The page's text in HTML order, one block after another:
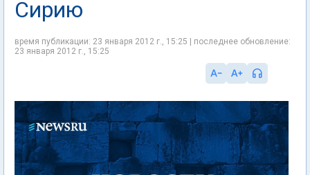
Сирию
время публикации: 23 января 2012 г., 15:25 | последнее обновление:
23 января 2012 г., 15:25